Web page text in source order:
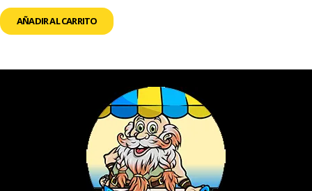
AÑADIR AL CARRITO